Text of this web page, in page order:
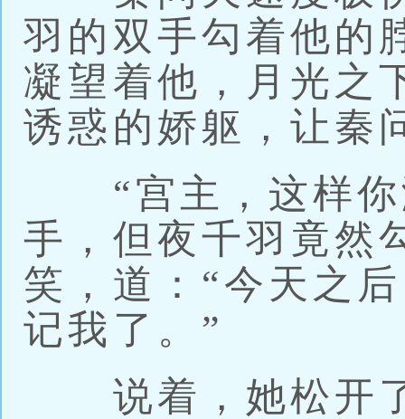
羽的双手勾着他的
凝望着他，月光之
诱惑的娇躯，让秦
“宫主，这样你
手，但夜千羽竟然
笑，道：“今天之
记我了。”
说着，她松开了